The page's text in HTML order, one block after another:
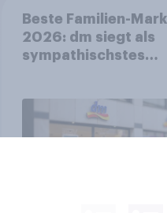
Beste Familien-
2026: dm siegt als
sympathischstes